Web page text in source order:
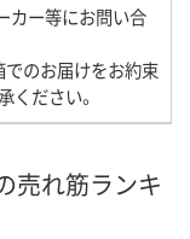
カー等にお問い合
でのお届けをお約束
ください。
売れ筋ランキ